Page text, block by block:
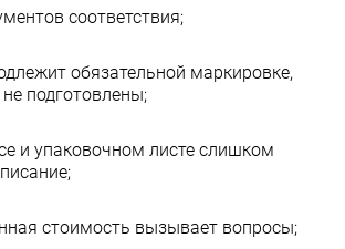
соответствия;
обязательной маркировке,
подготовлены;
и упаковочном листе слишком
стоимость вызывает вопросы;